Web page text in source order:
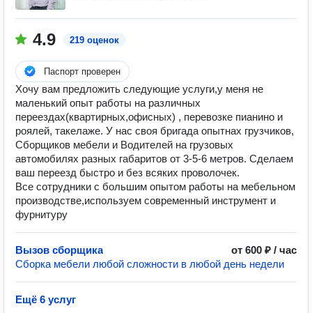
4.9 219 оценок
Паспорт проверен
Хочу вам предложить следующие услуги,у меня не
маленький опыт работы на различных
переездах(квартирных,офисных) , перевозке пианино и
роялей, такелаже. У нас своя бригада опытнах грузчиков,
Сборщиков мебели и Водителей на грузовых
автомобилях разных габаритов от 3-5-6 метров. Сделаем
ваш переезд быстро и без всяких проволочек.
Все сотрудники с большим опытом работы на мебельном
производстве,используем современный инструмент и
фурнитуру
Вызов сборщика
от 600 ₽ / час
Сборка мебели любой сложности в любой день недели
Ещё 6 услуг